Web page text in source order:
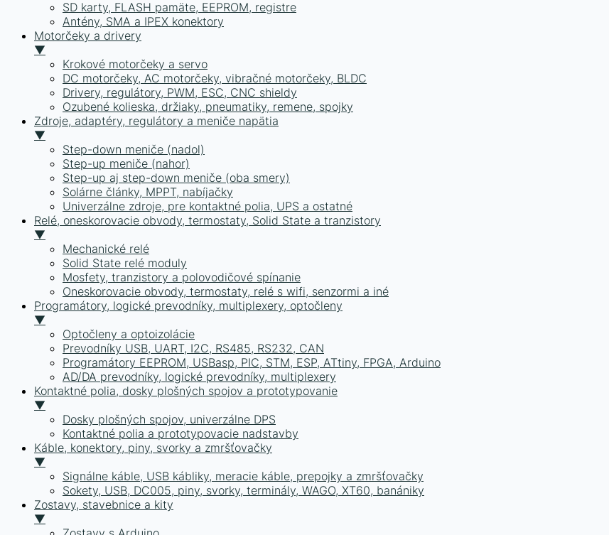
SD karty, FLASH pamäte, EEPROM, registre
Antény, SMA a IPEX konektory
Motorčeky a drivery
▼
Krokové motorčeky a servo
DC motorčeky, AC motorčeky, vibračné motorčeky, BLDC
Drivery, regulátory, PWM, ESC, CNC shieldy
Ozubené kolieska, držiaky, pneumatiky, remene, spojky
Zdroje, adaptéry, regulátory a meniče napätia
▼
Step-down meniče (nadol)
Step-up meniče (nahor)
Step-up aj step-down meniče (oba smery)
Solárne články, MPPT, nabíjačky
Univerzálne zdroje, pre kontaktné polia, UPS a ostatné
Relé, oneskorovacie obvody, termostaty, Solid State a tranzistory
▼
Mechanické relé
Solid State relé moduly
Mosfety, tranzistory a polovodičové spínanie
Oneskorovacie obvody, termostaty, relé s wifi, senzormi a iné
Programátory, logické prevodníky, multiplexery, optočleny
▼
Optočleny a optoizolácie
Prevodníky USB, UART, I2C, RS485, RS232, CAN
Programátory EEPROM, USBasp, PIC, STM, ESP, ATtiny, FPGA, Arduino
AD/DA prevodníky, logické prevodníky, multiplexery
Kontaktné polia, dosky plošných spojov a prototypovanie
▼
Dosky plošných spojov, univerzálne DPS
Kontaktné polia a prototypovacie nadstavby
Káble, konektory, piny, svorky a zmršťovačky
▼
Signálne káble, USB kábliky, meracie káble, prepojky a zmršťovačky
Sokety, USB, DC005, piny, svorky, terminály, WAGO, XT60, banániky
Zostavy, stavebnice a kity
▼